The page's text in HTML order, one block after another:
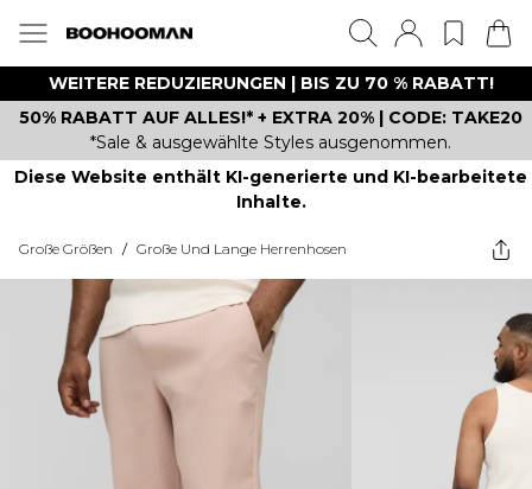
WEITERE REDUZIERUNGEN | BIS ZU 70 % RABATT!
50% RABATT AUF ALLES!* + EXTRA 20% | CODE: TAKE20
*Sale & ausgewählte Styles ausgenommen.
Diese Website enthält KI-generierte und KI-bearbeitete
Inhalte.
Große Größen / Große Und Lange Herrenhosen